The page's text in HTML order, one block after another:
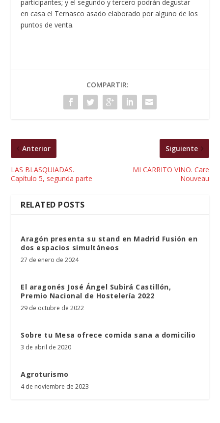
participantes; y el segundo y tercero podrán degustar
en casa el Ternasco asado elaborado por alguno de los
puntos de venta.
COMPARTIR:
Anterior
LAS BLASQUIADAS.
Capítulo 5, segunda parte
Siguiente
MI CARRITO VINO. Care
Nouveau
RELATED POSTS
Aragón presenta su stand en Madrid Fusión en
dos espacios simultáneos
27 de enero de 2024
El aragonés José Ángel Subirá Castillón,
Premio Nacional de Hostelería 2022
29 de octubre de 2022
Sobre tu Mesa ofrece comida sana a domicilio
3 de abril de 2020
Agroturismo
4 de noviembre de 2023